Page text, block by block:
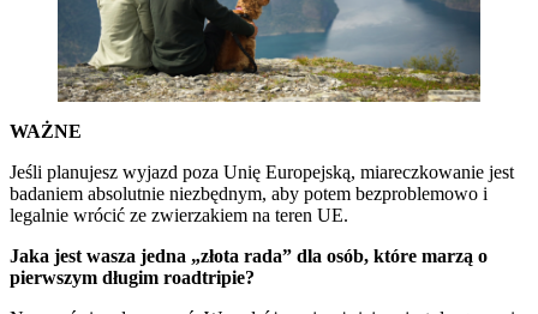
WAŻNE
Jeśli planujesz wyjazd poza Unię Europejską, miareczkowanie jest
badaniem absolutnie niezbędnym, aby potem bezproblemowo i
legalnie wrócić ze zwierzakiem na teren UE.
Jaka jest wasza jedna „złota rada” dla osób, które marzą o
pierwszym długim roadtripie?